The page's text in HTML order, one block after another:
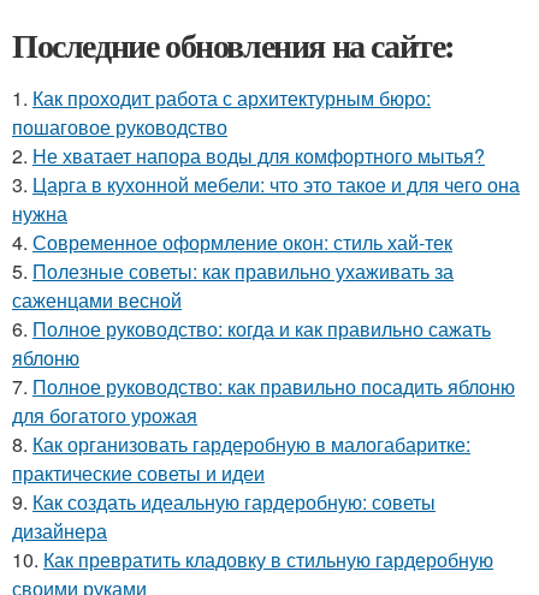
Последние обновления на сайте:
1. Как проходит работа с архитектурным бюро:
пошаговое руководство
2. Не хватает напора воды для комфортного мытья?
3. Царга в кухонной мебели: что это такое и для чего она
нужна
4. Современное оформление окон: стиль хай-тек
5. Полезные советы: как правильно ухаживать за
саженцами весной
6. Полное руководство: когда и как правильно сажать
яблоню
7. Полное руководство: как правильно посадить яблоню
для богатого урожая
8. Как организовать гардеробную в малогабаритке:
практические советы и идеи
9. Как создать идеальную гардеробную: советы
дизайнера
10. Как превратить кладовку в стильную гардеробную
своими руками